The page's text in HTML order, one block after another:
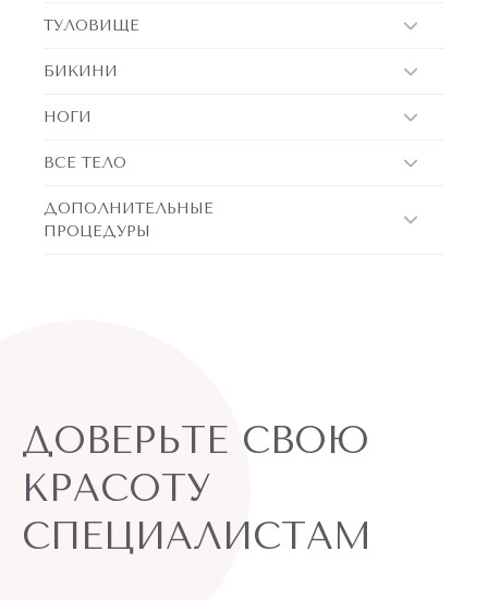
ТУЛОВИЩЕ
БИКИНИ
НОГИ
ВСЕ ТЕЛО
ДОПОЛНИТЕЛЬНЫЕ
ПРОЦЕДУРЫ
ДОВЕРЬТЕ СВОЮ
КРАСОТУ
СПЕЦИАЛИСТАМ